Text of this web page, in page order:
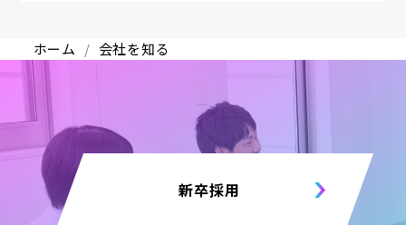
ホーム 会社を知る
新卒採用